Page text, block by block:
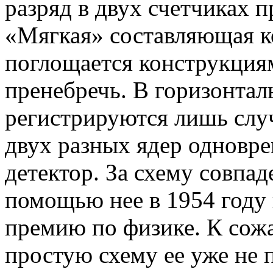
разряд в двух счетчиках
«Мягкая» составляющая
поглощается
пренебречь. В
регистрируются лишь
двух разных ядер
детектор. За схему
помощью нее в 1954
премию по физике. К
простую схему ее уже не